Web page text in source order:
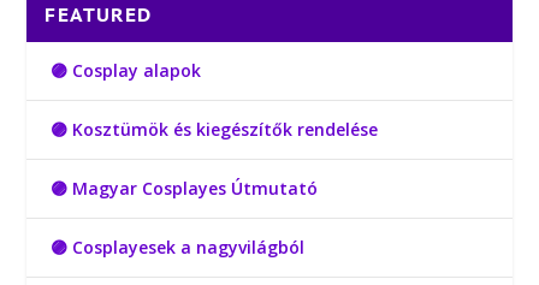
FEATURED
🟣 Cosplay alapok
🟣 Kosztümök és kiegészítők rendelése
🟣 Magyar Cosplayes Útmutató
🟣 Cosplayesek a nagyvilágból